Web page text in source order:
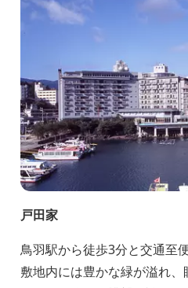
戸田家
鳥羽駅から徒歩3分と交通至
敷地内には豊かな緑が溢れ